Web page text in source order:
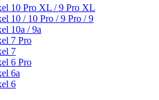
10 Pro XL / 9 Pro XL
10 / 10 Pro / 9 Pro / 9
10a / 9a
7 Pro
7
6 Pro
6a
6